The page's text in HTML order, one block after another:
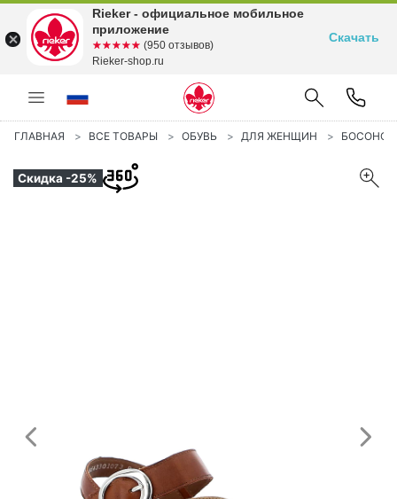
ГЛАВНАЯ ВСЕ ТОВАРЫ ОБУВЬ ДЛЯ ЖЕНЩИН
Скидка -25%
Предыдущий
Rieker - официальное мобильное
приложение
☆☆☆☆☆
★★★★★ (950 отзывов)
Rieker-shop.ru
Скачать